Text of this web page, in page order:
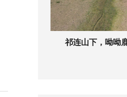
祁连山下，呦呦